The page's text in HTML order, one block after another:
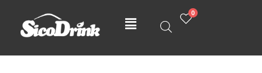
0